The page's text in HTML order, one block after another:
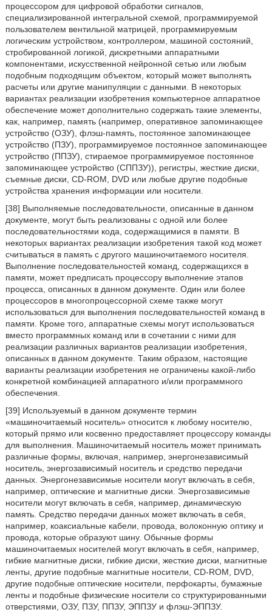
процессором для цифровой обработки сигналов,
специализированной интегральной схемой, программируемой
пользователем вентильной матрицей, программируемым
логическим устройством, контроллером, машиной состояний,
стробированной логикой, дискретными аппаратными
компонентами, искусственной нейронной сетью или любым
подобным подходящим объектом, который может выполнять
расчеты или другие манипуляции с данными. В некоторых
вариантах реализации изобретения компьютерное аппаратное
обеспечение может дополнительно содержать такие элементы,
как, например, память (например, оперативное запоминающее
устройство (ОЗУ), флэш-память, постоянное запоминающее
устройство (ПЗУ), программируемое постоянное запоминающее
устройство (ППЗУ), стираемое программируемое постоянное
запоминающее устройство (СППЗУ)), регистры, жесткие диски,
съемные диски, CD-ROM, DVD или любые другие подобные
устройства хранения информации или носители.
[38] Выполняемые последовательности, описанные в данном
документе, могут быть реализованы с одной или более
последовательностями кода, содержащимися в памяти. В
некоторых вариантах реализации изобретения такой код может
считываться в память с другого машиночитаемого носителя.
Выполнение последовательностей команд, содержащихся в
памяти, может предписать процессору выполнение этапов
процесса, описанных в данном документе. Один или более
процессоров в многопроцессорной схеме также могут
использоваться для выполнения последовательностей команд в
памяти. Кроме того, аппаратные схемы могут использоваться
вместо программных команд или в сочетании с ними для
реализации различных вариантов реализации изобретения,
описанных в данном документе. Таким образом, настоящие
варианты реализации изобретения не ограничены какой-либо
конкретной комбинацией аппаратного и/или программного
обеспечения.
[39] Используемый в данном документе термин
«машиночитаемый носитель» относится к любому носителю,
который прямо или косвенно предоставляет процессору команды
для выполнения. Машиночитаемый носитель может принимать
различные формы, включая, например, энергонезависимый
носитель, энергозависимый носитель и средство передачи
данных. Энергонезависимые носители могут включать в себя,
например, оптические и магнитные диски. Энергозависимые
носители могут включать в себя, например, динамическую
память. Средство передачи данных может включать в себя,
например, коаксиальные кабели, провода, волоконную оптику и
провода, которые образуют шину. Обычные формы
машиночитаемых носителей могут включать в себя, например,
гибкие магнитные диски, гибкие диски, жесткие диски, магнитные
ленты, другие подобные магнитные носители, CD-ROM, DVD,
другие подобные оптические носители, перфокарты, бумажные
ленты и подобные физические носители со структурированными
отверстиями, ОЗУ, ПЗУ, ППЗУ, ЭППЗУ и флэш-ЭППЗУ.